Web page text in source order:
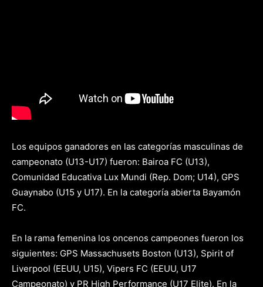
Los equipos ganadores en las categorías masculinas de
campeonato (U13-U17) fueron: Bairoa FC (U13),
Comunidad Educativa Lux Mundi (Rep. Dom; U14), GPS
Guaynabo (U15 y U17). En la categoría abierta Bayamón
FC.
En la rama femenina los oncenos campeones fueron los
siguientes: GPS Massachusets Boston (U13), Spirit of
Liverpool (EEUU, U15), Vipers FC (EEUU, U17
Campeonato) y PR High Performance (U17 Elite). En la